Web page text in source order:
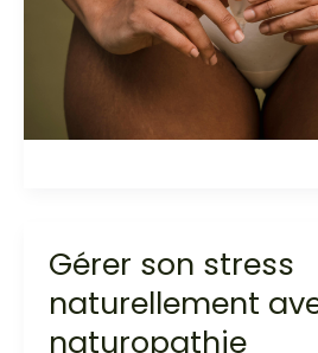
Gérer son stress
naturellement
naturopathie
Gérer
stress
naturellement